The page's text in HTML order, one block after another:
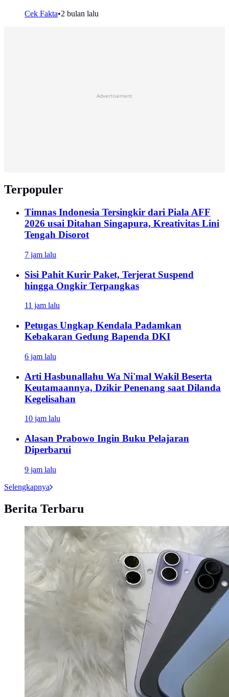
Cek Fakta•2 bulan lalu
Advertisement
Terpopuler
Timnas Indonesia Tersingkir dari Piala AFF
2026 usai Ditahan Singapura, Kreativitas Lini
Tengah Disorot
7 jam lalu
Sisi Pahit Kurir Paket, Terjerat Suspend
hingga Ongkir Terpangkas
11 jam lalu
Petugas Ungkap Kendala Padamkan
Kebakaran Gedung Bapenda DKI
6 jam lalu
Arti Hasbunallahu Wa Ni'mal Wakil Beserta
Keutamaannya, Dzikir Penenang saat Dilanda
Kegelisahan
10 jam lalu
Alasan Prabowo Ingin Buku Pelajaran
Diperbarui
9 jam lalu
Selengkapnya
Berita Terbaru